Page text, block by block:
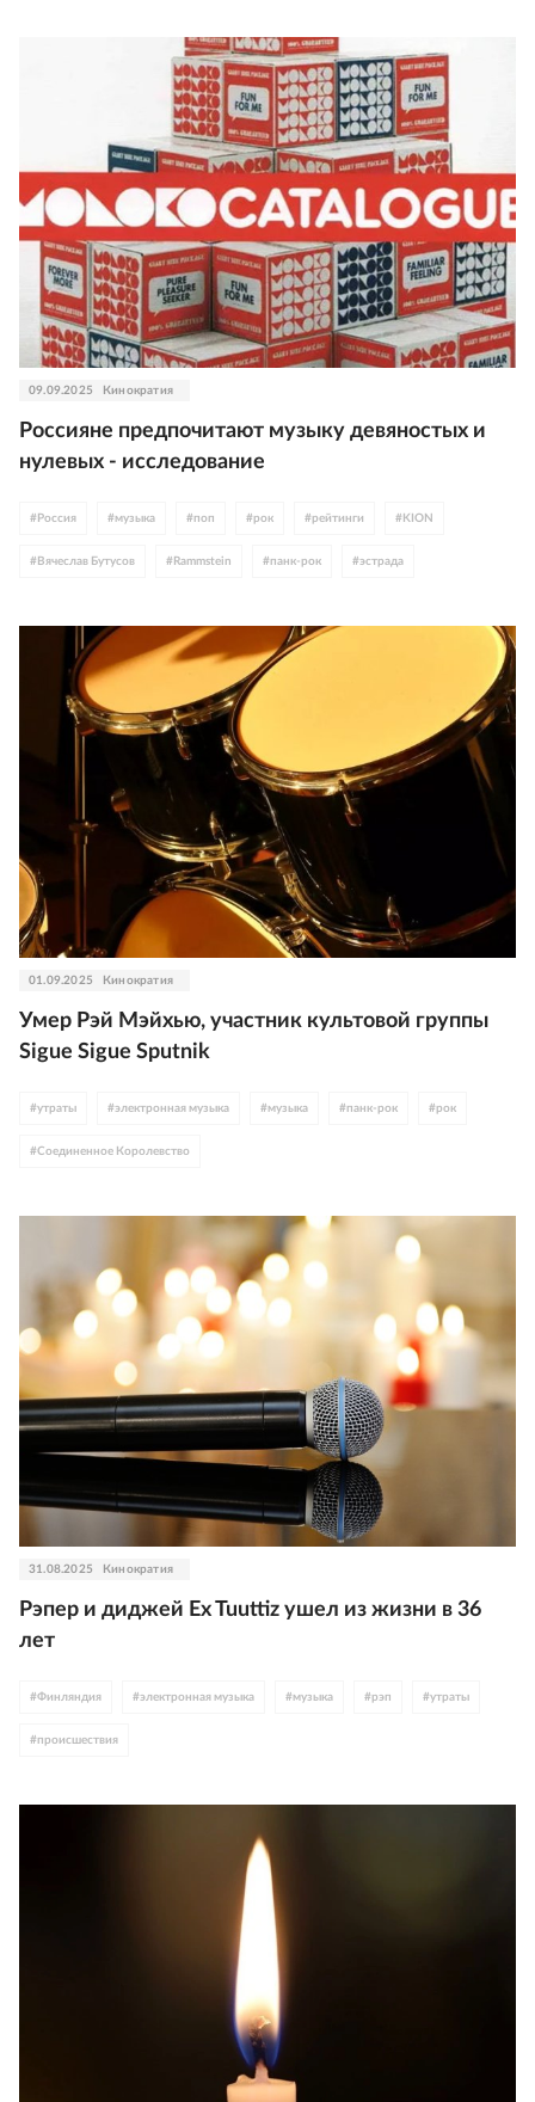
09.09.2025 Кинократия
Россияне предпочитают музыку девяностых и
нулевых - исследование
# Россия #музыка #поп #рок #рейтинги # KION
# Вячеслав Бутусов # Rammstein #панк-рок #эстрада
01.09.2025 Кинократия
Умер Рэй Мэйхью, участник культовой группы
Sigue Sigue Sputnik
#утраты #электронная музыка #музыка #панк-рок #рок
#Соединенное Королевство
31.08.2025 Кинократия
Рэпер и диджей Ex Tuuttiz ушел из жизни в 36
лет
#Финляндия #электронная музыка #музыка #рэп #утраты
#происшествия